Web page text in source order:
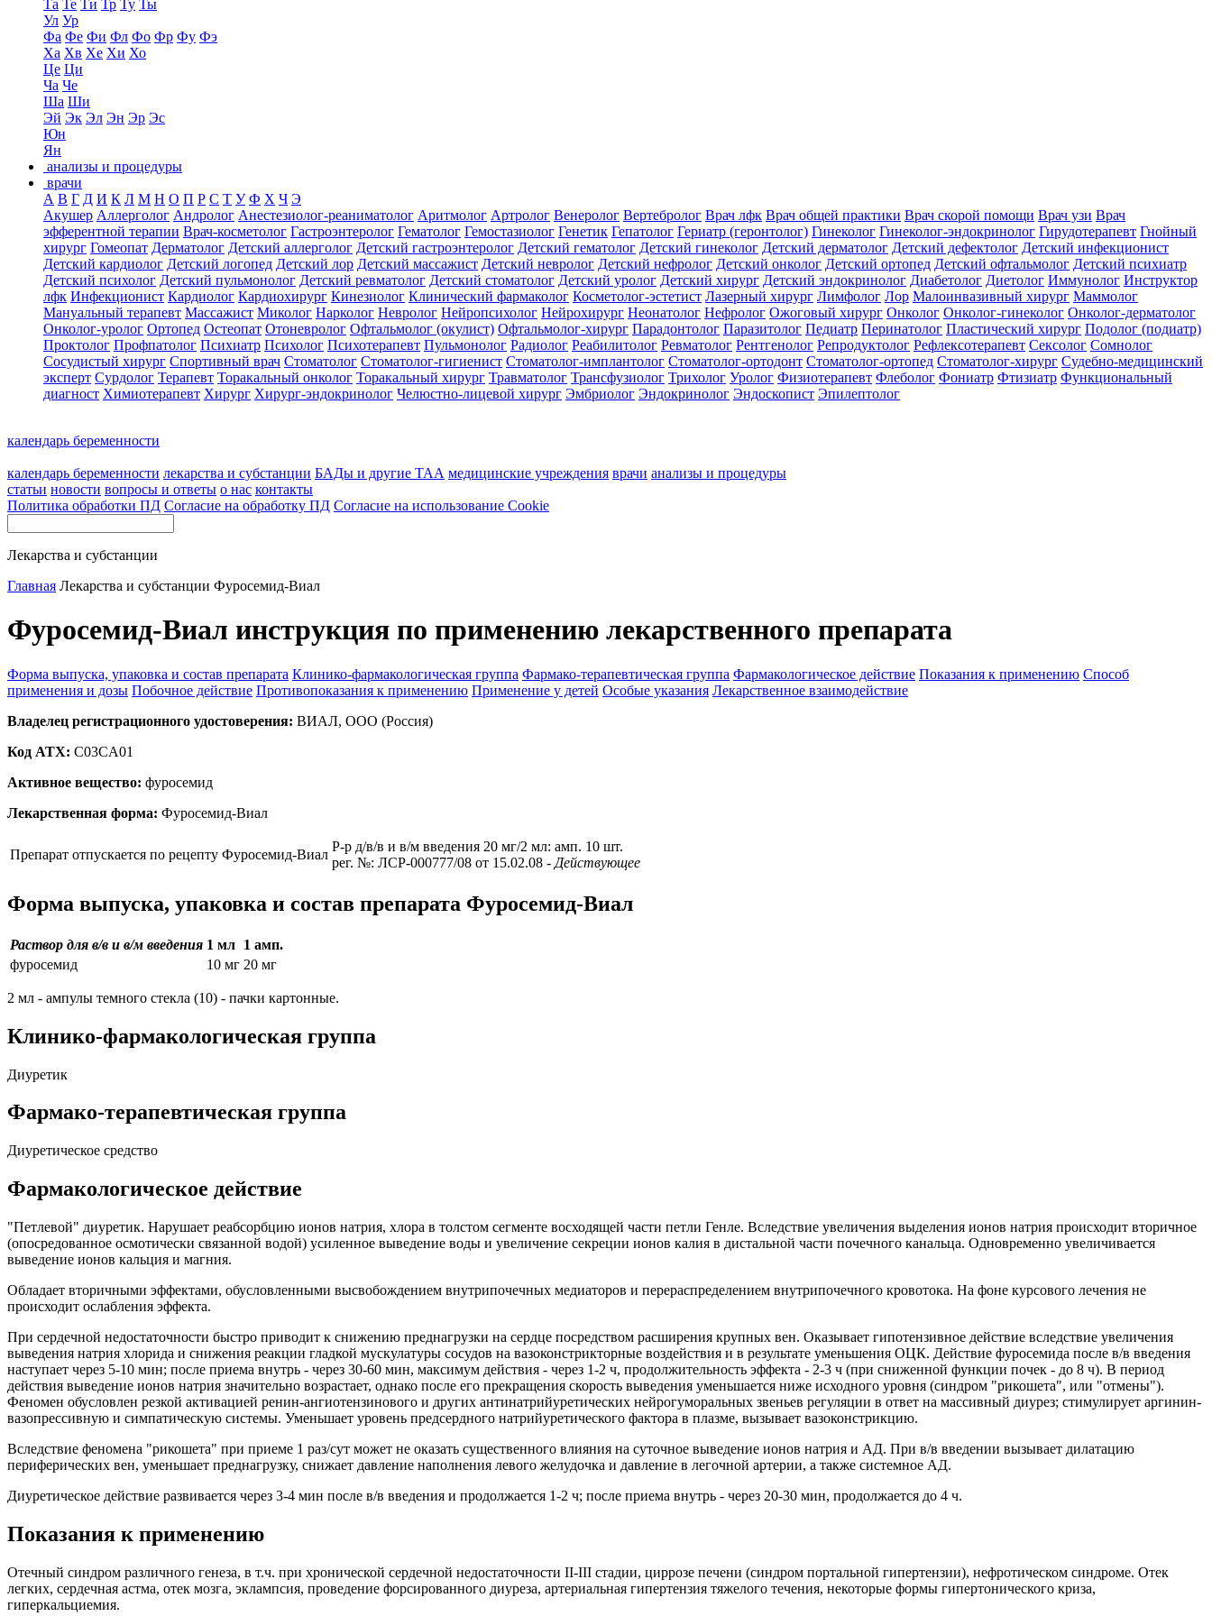
Та Те Ти Тр Ту Ты
Ул Ур
Фа Фе Фи Фл Фо Фр Фу Фэ
Ха Хв Хе Хи Хо
Це Ци
Ча Че
Ша Ши
Эй Эк Эл Эн Эр Эс
Юн
Ян
анализы и процедуры
врачи
А В Г Д И К Л М Н О П Р С Т У Ф Х Ч Э
Акушер Аллерголог Андролог Анестезиолог-реаниматолог Аритмолог Артролог Венеролог Вертебролог Врач лфк Врач общей практики Врач скорой помощи Врач узи Врач
эфферентной терапии Врач-косметолог Гастроэнтеролог Гематолог Гемостазиолог Генетик Гепатолог Гериатр (геронтолог) Гинеколог Гинеколог-эндокринолог Гирудотерапевт Гнойный
хирург Гомеопат Дерматолог Детский аллерголог Детский гастроэнтеролог Детский гематолог Детский гинеколог Детский дерматолог Детский дефектолог Детский инфекционист
Детский кардиолог Детский логопед Детский лор Детский массажист Детский невролог Детский нефролог Детский онколог Детский ортопед Детский офтальмолог Детский психиатр
Детский психолог Детский пульмонолог Детский ревматолог Детский стоматолог Детский уролог Детский хирург Детский эндокринолог Диабетолог Диетолог Иммунолог Инструктор
лфк Инфекционист Кардиолог Кардиохирург Кинезиолог Клинический фармаколог Косметолог-эстетист Лазерный хирург Лимфолог Лор Малоинвазивный хирург Маммолог
Мануальный терапевт Массажист Миколог Нарколог Невролог Нейропсихолог Нейрохирург Неонатолог Нефролог Ожоговый хирург Онколог Онколог-гинеколог Онколог-дерматолог
Онколог-уролог Ортопед Остеопат Отоневролог Офтальмолог (окулист) Офтальмолог-хирург Парадонтолог Паразитолог Педиатр Перинатолог Пластический хирург Подолог (подиатр)
Проктолог Профпатолог Психиатр Психолог Психотерапевт Пульмонолог Радиолог Реабилитолог Ревматолог Рентгенолог Репродуктолог Рефлексотерапевт Сексолог Сомнолог
Сосудистый хирург Спортивный врач Стоматолог Стоматолог-гигиенист Стоматолог-имплантолог Стоматолог-ортодонт Стоматолог-ортопед Стоматолог-хирург Судебно-медицинский
эксперт Сурдолог Терапевт Торакальный онколог Торакальный хирург Травматолог Трансфузиолог Трихолог Уролог Физиотерапевт Флеболог Фониатр Фтизиатр Функциональный
диагност Химиотерапевт Хирург Хирург-эндокринолог Челюстно-лицевой хирург Эмбриолог Эндокринолог Эндоскопист Эпилептолог
календарь беременности
календарь беременности лекарства и субстанции БАДы и другие ТАА медицинские учреждения врачи анализы и процедуры
статьи новости вопросы и ответы о нас контакты
Политика обработки ПД Согласие на обработку ПД Согласие на использование Cookie
Лекарства и субстанции
Главная Лекарства и субстанции Фуросемид-Виал
Фуросемид-Виал инструкция по применению лекарственного препарата
Форма выпуска, упаковка и состав препарата Клинико-фармакологическая группа Фармако-терапевтическая группа Фармакологическое действие Показания к применению Способ
применения и дозы Побочное действие Противопоказания к применению Применение у детей Особые указания Лекарственное взаимодействие
Владелец регистрационного удостоверения: ВИАЛ, ООО (Россия)
Код ATX: C03CA01
Активное вещество: фуросемид
Лекарственная форма: Фуросемид-Виал
Препарат отпускается по рецепту Фуросемид-Виал
Р-р д/в/в и в/м введения 20 мг/2 мл: амп. 10 шт.
рег. №: ЛСР-000777/08 от 15.02.08 - Действующее
Форма выпуска, упаковка и состав препарата Фуросемид-Виал
Раствор для в/в и в/м введения 1 мл 1 амп.
фуросемид
10 мг 20 мг
2 мл - ампулы темного стекла (10) - пачки картонные.
Клинико-фармакологическая группа
Диуретик
Фармако-терапевтическая группа
Диуретическое средство
Фармакологическое действие
"Петлевой" диуретик. Нарушает реабсорбцию ионов натрия, хлора в толстом сегменте восходящей части петли Генле. Вследствие увеличения выделения ионов натрия происходит вторичное
(опосредованное осмотически связанной водой) усиленное выведение воды и увеличение секреции ионов калия в дистальной части почечного канальца. Одновременно увеличивается
выведение ионов кальция и магния.
Обладает вторичными эффектами, обусловленными высвобождением внутрипочечных медиаторов и перераспределением внутрипочечного кровотока. На фоне курсового лечения не
происходит ослабления эффекта.
При сердечной недостаточности быстро приводит к снижению преднагрузки на сердце посредством расширения крупных вен. Оказывает гипотензивное действие вследствие увеличения
выведения натрия хлорида и снижения реакции гладкой мускулатуры сосудов на вазоконстрикторные воздействия и в результате уменьшения ОЦК. Действие фуросемида после в/в введения
наступает через 5-10 мин; после приема внутрь - через 30-60 мин, максимум действия - через 1-2 ч, продолжительность эффекта - 2-3 ч (при сниженной функции почек - до 8 ч). В период
действия выведение ионов натрия значительно возрастает, однако после его прекращения скорость выведения уменьшается ниже исходного уровня (синдром "рикошета", или "отмены").
Феномен обусловлен резкой активацией ренин-ангиотензинового и других антинатрийуретических нейрогуморальных звеньев регуляции в ответ на массивный диурез; стимулирует аргинин-
вазопрессивную и симпатическую системы. Уменьшает уровень предсердного натрийуретического фактора в плазме, вызывает вазоконстрикцию.
Вследствие феномена "рикошета" при приеме 1 раз/сут может не оказать существенного влияния на суточное выведение ионов натрия и АД. При в/в введении вызывает дилатацию
периферических вен, уменьшает преднагрузку, снижает давление наполнения левого желудочка и давление в легочной артерии, а также системное АД.
Диуретическое действие развивается через 3-4 мин после в/в введения и продолжается 1-2 ч; после приема внутрь - через 20-30 мин, продолжается до 4 ч.
Показания к применению
Отечный синдром различного генеза, в т.ч. при хронической сердечной недостаточности II-III стадии, циррозе печени (синдром портальной гипертензии), нефротическом синдроме. Отек
легких, сердечная астма, отек мозга, эклампсия, проведение форсированного диуреза, артериальная гипертензия тяжелого течения, некоторые формы гипертонического криза,
гиперкальциемия.